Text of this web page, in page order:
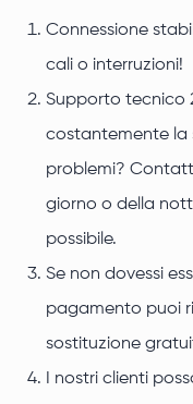
Connessione
cali o interruzioni!
Supporto tecnico
costantemente la
problemi?
giorno o della
possibile.
Se non dovessi
pagamento puoi
sostituzione
I nostri clienti